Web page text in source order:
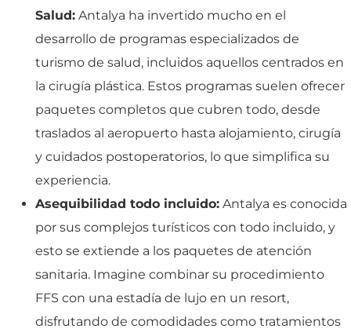
Salud: Antalya ha invertido mucho en el
desarrollo de programas especializados de
turismo de salud, incluidos aquellos centrados en
la cirugía plástica. Estos programas suelen ofrecer
paquetes completos que cubren todo, desde
traslados al aeropuerto hasta alojamiento, cirugía
y cuidados postoperatorios, lo que simplifica su
experiencia.
Asequibilidad todo incluido: Antalya es conocida
por sus complejos turísticos con todo incluido, y
esto se extiende a los paquetes de atención
sanitaria. Imagine combinar su procedimiento
FFS con una estadía de lujo en un resort,
disfrutando de comodidades como tratamientos